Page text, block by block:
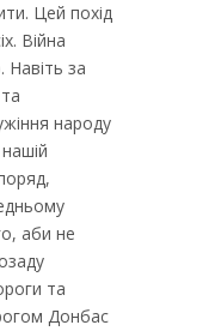
Цей похід
Війна
Навіть за
народу
аби не
та
Донбас